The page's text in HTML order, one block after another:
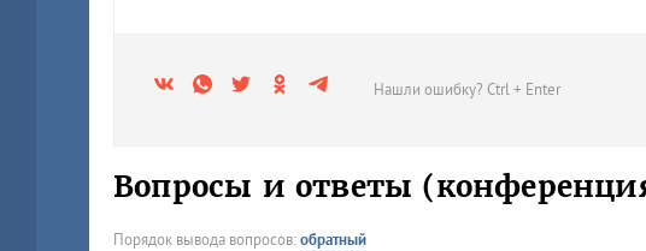
Нашли ошибку? Ctrl + Enter
Вопросы и ответы
Порядок вывода вопросов:обратный